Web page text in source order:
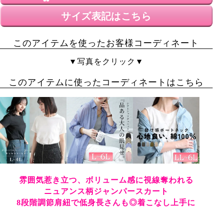
サイズ表記はこちら
このアイテムを使ったお客様コーディネート
▼写真をクリック▼
このアイテムに使ったコーディネートはこちら
雰囲気惹き立つ、ボリューム感に視線奪われる
ニュアンス柄ジャンパースカート
8段階調節肩紐で低身長さんも◎着こなし上手に